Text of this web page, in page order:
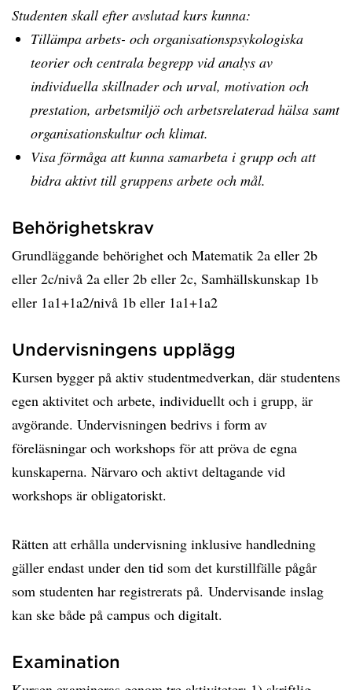
Studenten skall efter avslutad kurs kunna:
Tillämpa arbets- och organisationspsykologiska
teorier och centrala begrepp vid analys av
individuella skillnader och urval, motivation och
prestation, arbetsmiljö och arbetsrelaterad hälsa samt
organisationskultur och klimat.
Visa förmåga att kunna samarbeta i grupp och att
bidra aktivt till gruppens arbete och mål.
Behörighetskrav
Grundläggande behörighet och Matematik 2a eller 2b
eller 2c/nivå 2a eller 2b eller 2c, Samhällskunskap 1b
eller 1a1+1a2/nivå 1b eller 1a1+1a2
Undervisningens upplägg
Kursen bygger på aktiv studentmedverkan, där studentens
egen aktivitet och arbete, individuellt och i grupp, är
avgörande. Undervisningen bedrivs i form av
föreläsningar och workshops för att pröva de egna
kunskaperna. Närvaro och aktivt deltagande vid
workshops är obligatoriskt.
Rätten att erhålla undervisning inklusive handledning
gäller endast under den tid som det kurstillfälle pågår
som studenten har registrerats på. Undervisande inslag
kan ske både på campus och digitalt.
Examination